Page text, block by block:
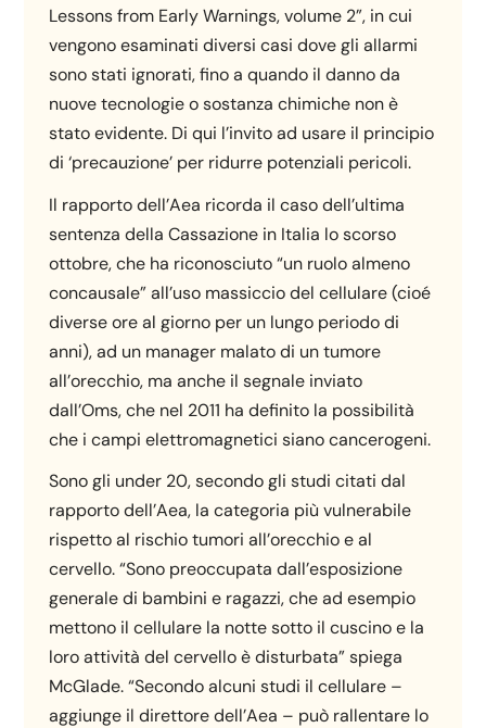
Lessons from Early Warnings, volume 2”, in cui
vengono esaminati diversi casi dove gli allarmi
sono stati ignorati, fino a quando il danno da
nuove tecnologie o sostanza chimiche non è
stato evidente. Di qui l’invito ad usare il principio
di ‘precauzione’ per ridurre potenziali pericoli.
Il rapporto dell’Aea ricorda il caso dell’ultima
sentenza della Cassazione in Italia lo scorso
ottobre, che ha riconosciuto “un ruolo almeno
concausale” all’uso massiccio del cellulare (cioé
diverse ore al giorno per un lungo periodo di
anni), ad un manager malato di un tumore
all’orecchio, ma anche il segnale inviato
dall’Oms, che nel 2011 ha definito la possibilità
che i campi elettromagnetici siano cancerogeni.
Sono gli under 20, secondo gli studi citati dal
rapporto dell’Aea, la categoria più vulnerabile
rispetto al rischio tumori all’orecchio e al
cervello. “Sono preoccupata dall’esposizione
generale di bambini e ragazzi, che ad esempio
mettono il cellulare la notte sotto il cuscino e la
loro attività del cervello è disturbata” spiega
McGlade. “Secondo alcuni studi il cellulare –
aggiunge il direttore dell’Aea – può rallentare lo